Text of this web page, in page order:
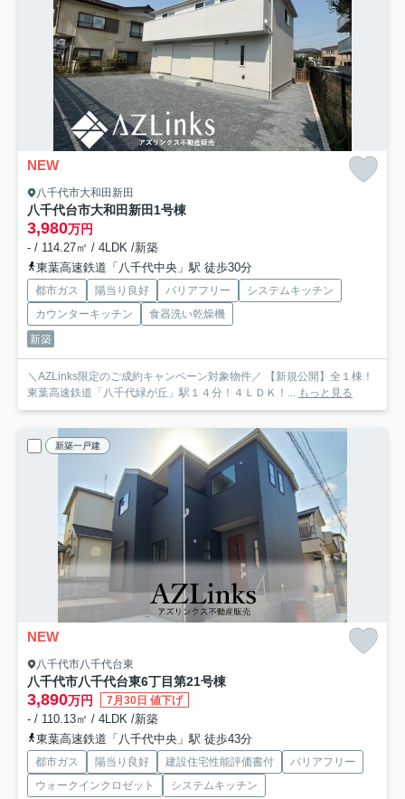
NEW
八千代市大和田新田
八千代台市大和田新田 1号棟
3,980万円
- / 114.27㎡ / 4LDK /新築
東葉高速鉄道「八千代中央」駅 徒歩30分
都市ガス 陽当り良好 バリアフリー
システムキッチン
カウンターキッチン
食器洗い乾燥機
新築
＼AZLinks限定のご成約キャンペーン対象物件／ 【新規公開】全１棟！
東葉高速鉄道「八千代緑が丘」駅１４分！４ＬＤＫ！... もっと見る
新築一戸建
NEW
八千代市八千代台東
八千代市八千代台東6丁目第21号棟
3,890万円 7月30日 値下げ
- / 110.13㎡ / 4LDK /新築
東葉高速鉄道「八千代中央」駅 徒歩43分
都市ガス 陽当り良好 建設住宅性能評価書付
バリアフリー
ウォークインクロゼット
システムキッチン